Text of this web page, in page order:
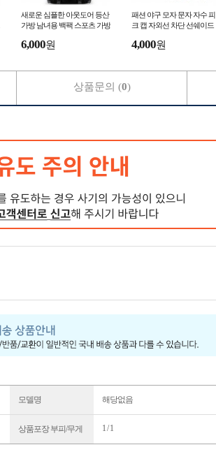
새로운 심플한 아웃도어 등산
가방 남녀용 백팩 스포츠 가방
6,000원
패션 야구 모자 문자 자수 피
크 캡 자외선 차단 선쉐이드
4,000원
모델명 해당없음
상품포장 부피/무게 1 / 1
상품문의 (0)